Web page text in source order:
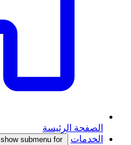
الصفحة الرئيسة
الخدمات
show submenu for "الخدمات"